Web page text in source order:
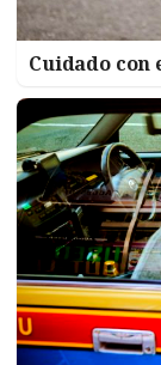
Cuidado con